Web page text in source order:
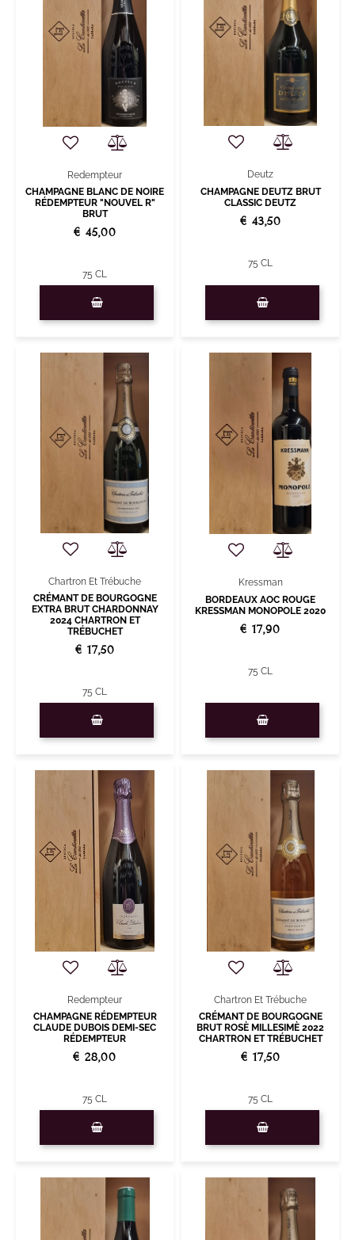
Redempteur
CHAMPAGNE BLANC DE NOIRE
RÉDEMPTEUR "NOUVEL R"
BRUT
€ 45,00
75 CL
Deutz
CHAMPAGNE DEUTZ BRUT
CLASSIC DEUTZ
€ 43,50
75 CL
Chartron Et Trébuche
CRÉMANT DE BOURGOGNE
EXTRA BRUT CHARDONNAY
2024 CHARTRON ET
TRÉBUCHET
€ 17,50
75 CL
Kressman
BORDEAUX AOC ROUGE
KRESSMAN MONOPOLE 2020
€ 17,90
75 CL
Redempteur
CHAMPAGNE RÉDEMPTEUR
CLAUDE DUBOIS DEMI-SEC
RÉDEMPTEUR
€ 28,00
75 CL
Chartron Et Trébuche
CRÉMANT DE BOURGOGNE
BRUT ROSÈ MILLESIMÈ 2022
CHARTRON ET TRÉBUCHET
€ 17,50
75 CL